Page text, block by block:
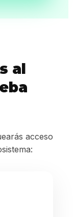
al
acceso